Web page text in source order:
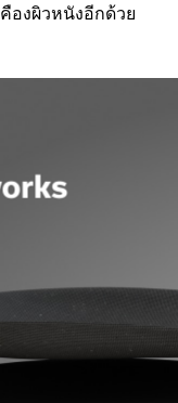
องผิวหนังอีกด้วย